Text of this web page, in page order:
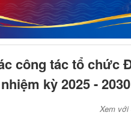
công tác tổ chức
kỳ 2025 - 2030
Xem